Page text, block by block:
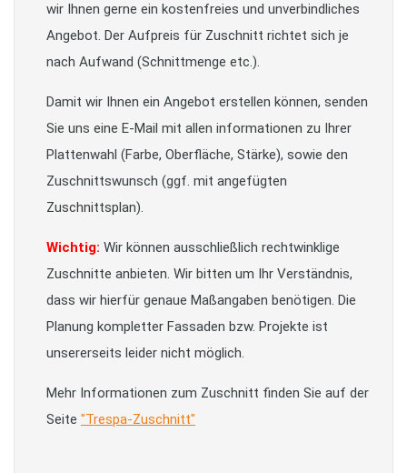
wir Ihnen gerne ein kostenfreies und unverbindliches
Angebot. Der Aufpreis für Zuschnitt richtet sich je
nach Aufwand (Schnittmenge etc.).
Damit wir Ihnen ein Angebot erstellen können, senden
Sie uns eine E-Mail mit allen informationen zu Ihrer
Plattenwahl (Farbe, Oberfläche, Stärke), sowie den
Zuschnittswunsch (ggf. mit angefügten
Zuschnittsplan).
Wichtig: Wir können ausschließlich rechtwinklige
Zuschnitte anbieten. Wir bitten um Ihr Verständnis,
dass wir hierfür genaue Maßangaben benötigen. Die
Planung kompletter Fassaden bzw. Projekte ist
unsererseits leider nicht möglich.
Mehr Informationen zum Zuschnitt finden Sie auf der
Seite "Trespa-Zuschnitt"